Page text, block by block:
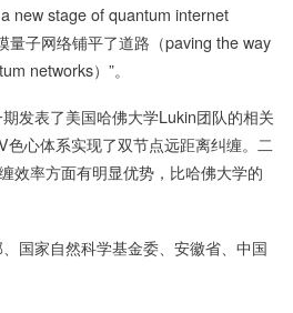
new stage of quantum internet
量子网络铺平了道路（paving the way
networks）”。
表了美国哈佛大学Lukin团队的相关
色心体系实现了双节点远距离纠缠。二
效率方面有明显优势，比哈佛大学的
家自然科学基金委、安徽省、中国